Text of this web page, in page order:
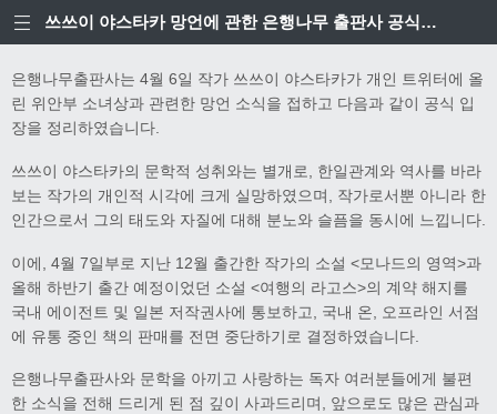
쓰쓰이 야스타카 망언에 관한 은행나무 출판사 공식입장
은행나무출판사는 4월 6일 작가 쓰쓰이 야스타카가 개인 트위터에 올
린 위안부 소녀상과 관련한 망언 소식을 접하고 다음과 같이 공식 입
장을 정리하였습니다.
쓰쓰이 야스타카의 문학적 성취와는 별개로, 한일관계와 역사를 바라
보는 작가의 개인적 시각에 크게 실망하였으며, 작가로서뿐 아니라 한
인간으로서 그의 태도와 자질에 대해 분노와 슬픔을 동시에 느낍니다.
이에, 4월 7일부로 지난 12월 출간한 작가의 소설 <모나드의 영역>과
올해 하반기 출간 예정이었던 소설 <여행의 라고스>의 계약 해지를
국내 에이전트 및 일본 저작권사에 통보하고, 국내 온, 오프라인 서점
에 유통 중인 책의 판매를 전면 중단하기로 결정하였습니다.
은행나무출판사와 문학을 아끼고 사랑하는 독자 여러분들에게 불편
한 소식을 전해 드리게 된 점 깊이 사과드리며, 앞으로도 많은 관심과